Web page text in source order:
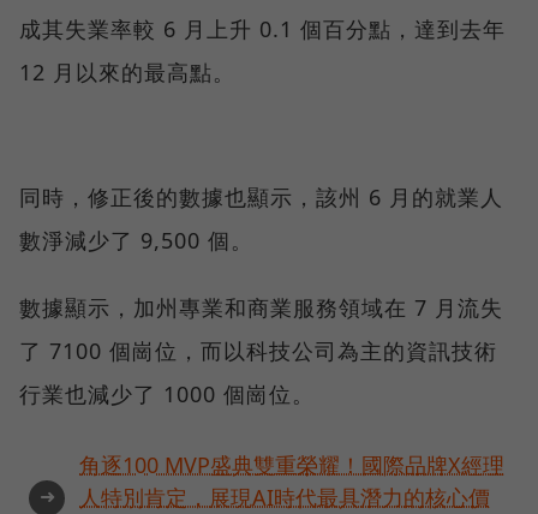
成其失業率較 6 月上升 0.1 個百分點，達到去年
12 月以來的最高點。
同時，修正後的數據也顯示，該州 6 月的就業人
數淨減少了 9,500 個。
數據顯示，加州專業和商業服務領域在 7 月流失
了 7100 個崗位，而以科技公司為主的資訊技術
行業也減少了 1000 個崗位。
➜
角逐100 MVP盛典雙重榮耀！國際品牌X經理
人特別肯定，展現AI時代最具潛力的核心價